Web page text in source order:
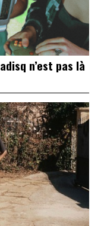
n’est pas là